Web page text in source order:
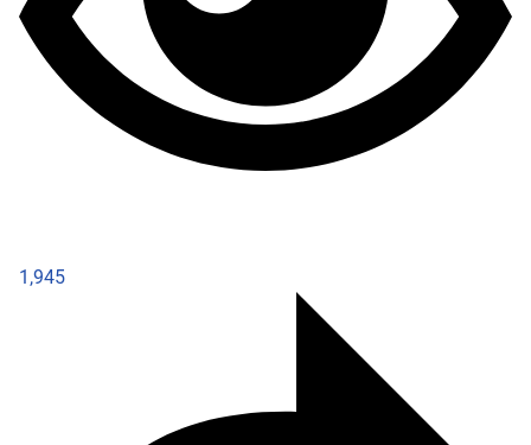
1,945